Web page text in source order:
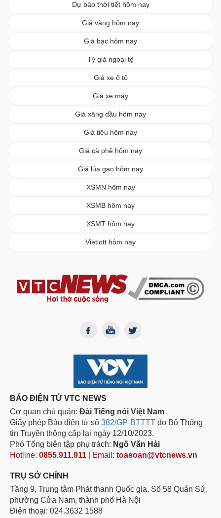
Dự báo thời tiết hôm nay
Giá vàng hôm nay
Giá bạc hôm nay
Tỷ giá ngoại tệ
Giá xe ô tô
Giá xe máy
Giá xăng dầu hôm nay
Giá tiêu hôm nay
Giá cà phê hôm nay
Giá lúa gạo hôm nay
XSMN hôm nay
XSMB hôm nay
XSMT hôm nay
Vietlott hôm nay
BÁO ĐIỆN TỬ VTC NEWS
Cơ quan chủ quản: Đài Tiếng nói Việt Nam
Giấy phép Báo điện tử số 382/GP-BTTTT do Bộ Thông
tin Truyền thông cấp lại ngày 12/10/2023.
Phó Tổng biên tập phụ trách: Ngô Văn Hải
Hotline: 0855.911.911 | Email: toasoan@vtcnews.vn
TRỤ SỞ CHÍNH
Tầng 9, Trung tâm Phát thanh Quốc gia, Số 58 Quán Sứ,
phường Cửa Nam, thành phố Hà Nội
Điện thoại: 024.3632 1588